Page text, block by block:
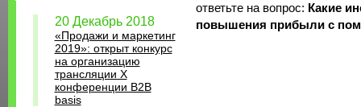
20 Декабрь 2018
«Продажи и маркетинг
2019»: открыт конкурс
на организацию
трансляции X
конференции B2B
basis
ответьте на вопрос: Какие
повышения прибыли с